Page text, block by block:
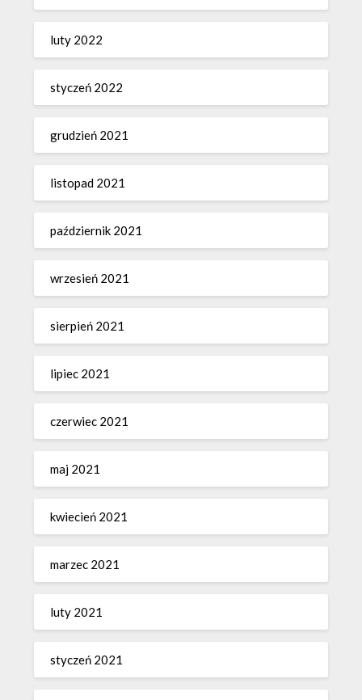
luty 2022
styczeń 2022
grudzień 2021
listopad 2021
październik 2021
wrzesień 2021
sierpień 2021
lipiec 2021
czerwiec 2021
maj 2021
kwiecień 2021
marzec 2021
luty 2021
styczeń 2021